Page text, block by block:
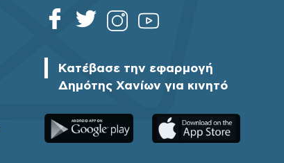
Κατέβασε την εφαρμογή
Δημότης Χανίων για κινητό